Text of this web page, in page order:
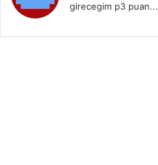
girecegim p3 puan...